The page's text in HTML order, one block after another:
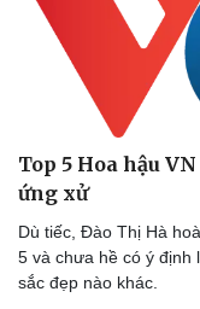
Top 5 Hoa hậu
ứng xử
Dù tiếc, Đào Thị Hà
5 và chưa hề có ý định
sắc đẹp nào khác.